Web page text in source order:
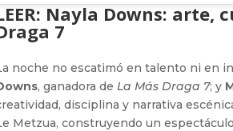
Nayla Downs: arte,
7
noche no escatimó en talento ni en
, ganadora deLa Más Draga 7; y
disciplina y narrativa
Metzua, construyendo un